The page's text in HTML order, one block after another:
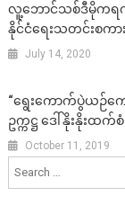
လူ့ဘောင်သစ်ဒီမိုကရက်
နိုင်ငံရေးသတင်းစကား
July 14, 2020
“ရွေးကောက်ပွဲယဉ်ကျေး
ဥက္ကဋ္ဌ ဒေါ်နိုးနိုးထက်
October 11, 2019